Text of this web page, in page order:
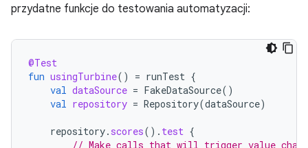
przydatne funkcje do testowania automatyzacji:
@Test
fun usingTurbine() = runTest {
val dataSource = FakeDataSource()
val repository = Repository(dataSource)
repository. scores(). test {
// Make calls that will trigger value